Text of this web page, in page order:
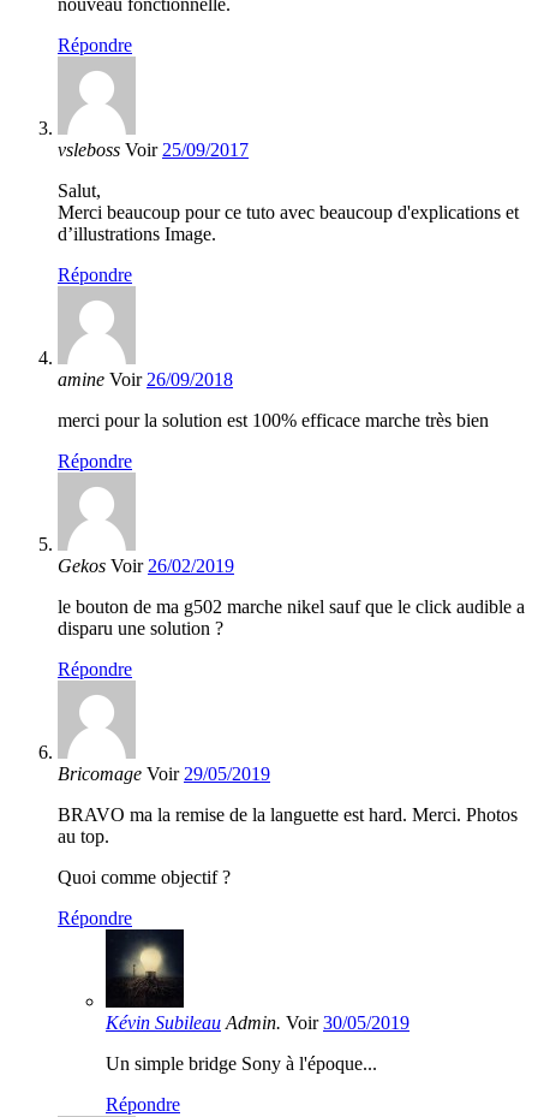
nouveau fonctionnelle.
Répondre
vsleboss Voir 25/09/2017
Salut,
Merci beaucoup pour ce tuto avec beaucoup d'explications et
d’illustrations Image.
Répondre
amine Voir 26/09/2018
merci pour la solution est 100% efficace marche très bien
Répondre
Gekos Voir 26/02/2019
le bouton de ma g502 marche nikel sauf que le click audible a
disparu une solution ?
Répondre
Bricomage Voir 29/05/2019
BRAVO ma la remise de la languette est hard. Merci. Photos
au top.
Quoi comme objectif ?
Répondre
Kévin Subileau Admin. Voir 30/05/2019
Un simple bridge Sony à l'époque...
Répondre